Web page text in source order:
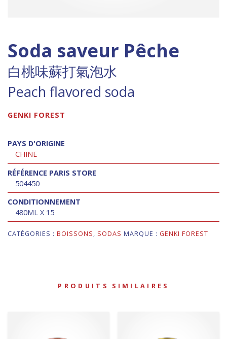
Soda saveur Pêche
白桃味蘇打氣泡水
Peach flavored soda
GENKI FOREST
PAYS D'ORIGINE
CHINE
RÉFÉRENCE PARIS STORE
504450
CONDITIONNEMENT
480ML X 15
CATÉGORIES : BOISSONS, SODAS MARQUE : GENKI FOREST
PRODUITS SIMILAIRES